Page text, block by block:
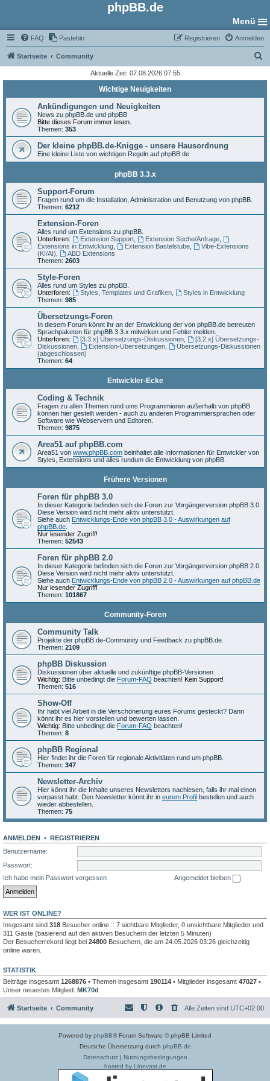
phpBB.de
Menü
FAQ Pastebin Anmelden
Registrieren
Startseite Community
h
Aktuelle Zeit: 07.08.2026 07:55
Wichtige Neuigkeiten
Ankündigungen und Neuigkeiten
News zu phpBB.de und phpBB
Bitte dieses Forum immer lesen.
Themen: 353
Der kleine phpBB.de-Knigge - unsere Hausordnung
Eine kleine Liste von wichtigen Regeln auf phpBB.de
phpBB 3.3.x
Support-Forum
Fragen rund um die Installation, Administration und Benutzung von phpBB.
Themen: 6212
Extension-Foren
Alles rund um Extensions zu phpBB.
Unterforen:
Extension Support, Extension Suche/Anfrage,
Extensions in Entwicklung
Extension Bastelstube,
Vibe-Extensions
(KI/AI)
ABD Extensions
Themen: 2603
Style-Foren
Alles rund um Styles zu phpBB.
Unterforen:
Styles, Templates und Grafiken,
Styles in Entwicklung
Themen: 985
Übersetzungs-Foren
In diesem Forum könnt ihr an der Entwicklung der von phpBB.de betreuten
Sprachpaketen für phpBB 3.3.x mitwirken und Fehler melden.
Unterforen:
[3.3.x] Übersetzungs-Diskussionen,
[3.2.x] Übersetzungs-
Diskussionen
Extension-Übersetzungen,
Übersetzungs-Diskussionen
(abgeschlossen)
Themen: 64
Entwickler-Ecke
Coding & Technik
Fragen zu allen Themen rund ums Programmieren außerhalb von phpBB
können hier gestellt werden - auch zu anderen Programmiersprachen oder
Software wie Webservern und Editoren.
Themen: 9875
Area51 auf phpBB.com
Area51 von www.phpBB.com beinhaltet alle Informationen für Entwickler von
Styles, Extensions und alles rundum die Entwicklung von phpBB.
Frühere Versionen
Foren für phpBB 3.0
In dieser Kategorie befinden sich die Foren zur Vorgängerversion phpBB 3.0.
Diese Version wird nicht mehr aktiv unterstützt.
Siehe auch Entwicklungs-Ende von phpBB 3.0 - Auswirkungen auf
phpBB.de
Nur lesender Zugriff!
Themen: 52543
Foren für phpBB 2.0
In dieser Kategorie befinden sich die Foren zur Vorgängerversion phpBB 2.0.
Diese Version wird nicht mehr aktiv unterstützt.
Siehe auch Entwicklungs-Ende von phpBB 2.0 - Auswirkungen auf phpBB.de
Nur lesender Zugriff!
Themen: 101867
Community-Foren
Community Talk
Projekte der phpBB.de-Community und Feedback zu phpBB.de.
Themen: 2109
phpBB Diskussion
Diskussionen über aktuelle und zukünftige phpBB-Versionen.
Wichtig: Bitte unbedingt die Forum-FAQ beachten! Kein Support!
Themen: 516
Show-Off
Ihr habt viel Arbeit in die Verschönerung eures Forums gesteckt? Dann
könnt ihr es hier vorstellen und bewerten lassen.
Wichtig: Bitte unbedingt die Forum-FAQ beachten!
Themen: 8
phpBB Regional
Hier findet ihr die Foren für regionale Aktivitäten rund um phpBB.
Themen: 347
Newsletter-Archiv
Hier könnt ihr die Inhalte unseres Newsletters nachlesen, falls ihr mal einen
verpasst habt. Den Newsletter könnt ihr in eurem Profil bestellen und auch
wieder abbestellen.
Themen: 75
ANMELDEN • REGISTRIEREN
Benutzername:
Passwort:
Ich habe mein Passwort vergessen
Angemeldet bleiben
WER IST ONLINE?
Insgesamt sind 318 Besucher online :: 7 sichtbare Mitglieder, 0 unsichtbare Mitglieder und
311 Gäste (basierend auf den aktiven Besuchern der letzten 5 Minuten)
Der Besucherrekord liegt bei 24800 Besuchern, die am 24.05.2026 03:26 gleichzeitig
online waren.
STATISTIK
Beiträge insgesamt 1268876 • Themen insgesamt 190114 • Mitglieder insgesamt 47027 •
Unser neuestes Mitglied: MK70d
Startseite Community Alle Zeiten sind UTC+02:00
Powered by phpBB® Forum Software © phpBB Limited
Deutsche Übersetzung durch phpBB.de
Datenschutz| Nutzungsbedingungen
hosted by Linevast.de